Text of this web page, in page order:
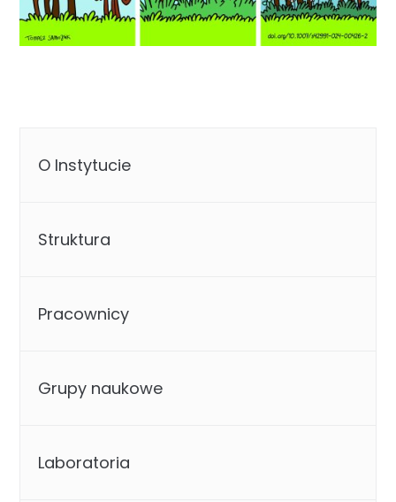
O Instytucie
Struktura
Pracownicy
Grupy naukowe
Laboratoria